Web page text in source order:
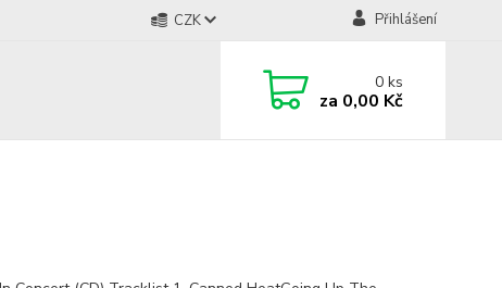
CZK Přihlášení
0ks
za 0,00 Kč